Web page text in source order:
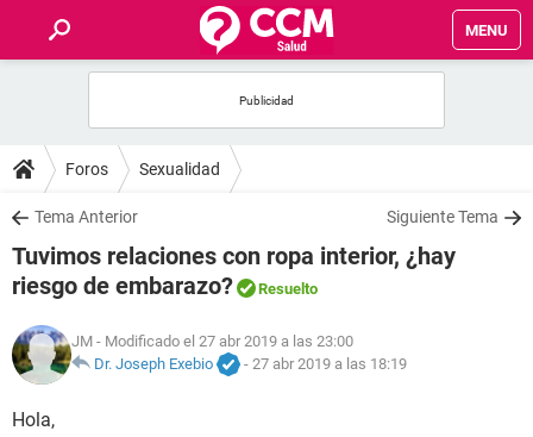
MENU
FOROS
SALUD
FAMILIA
NUTRICIÓN
Foros Sexualidad
Tema Anterior Siguiente Tema
Tuvimos relaciones con ropa interior, ¿hay
riesgo de embarazo?
Resuelto
JM - Modificado el 27 abr 2019 a las 23:00
Dr. Joseph Exebio
- 27 abr 2019 a las 18:19
Hola,